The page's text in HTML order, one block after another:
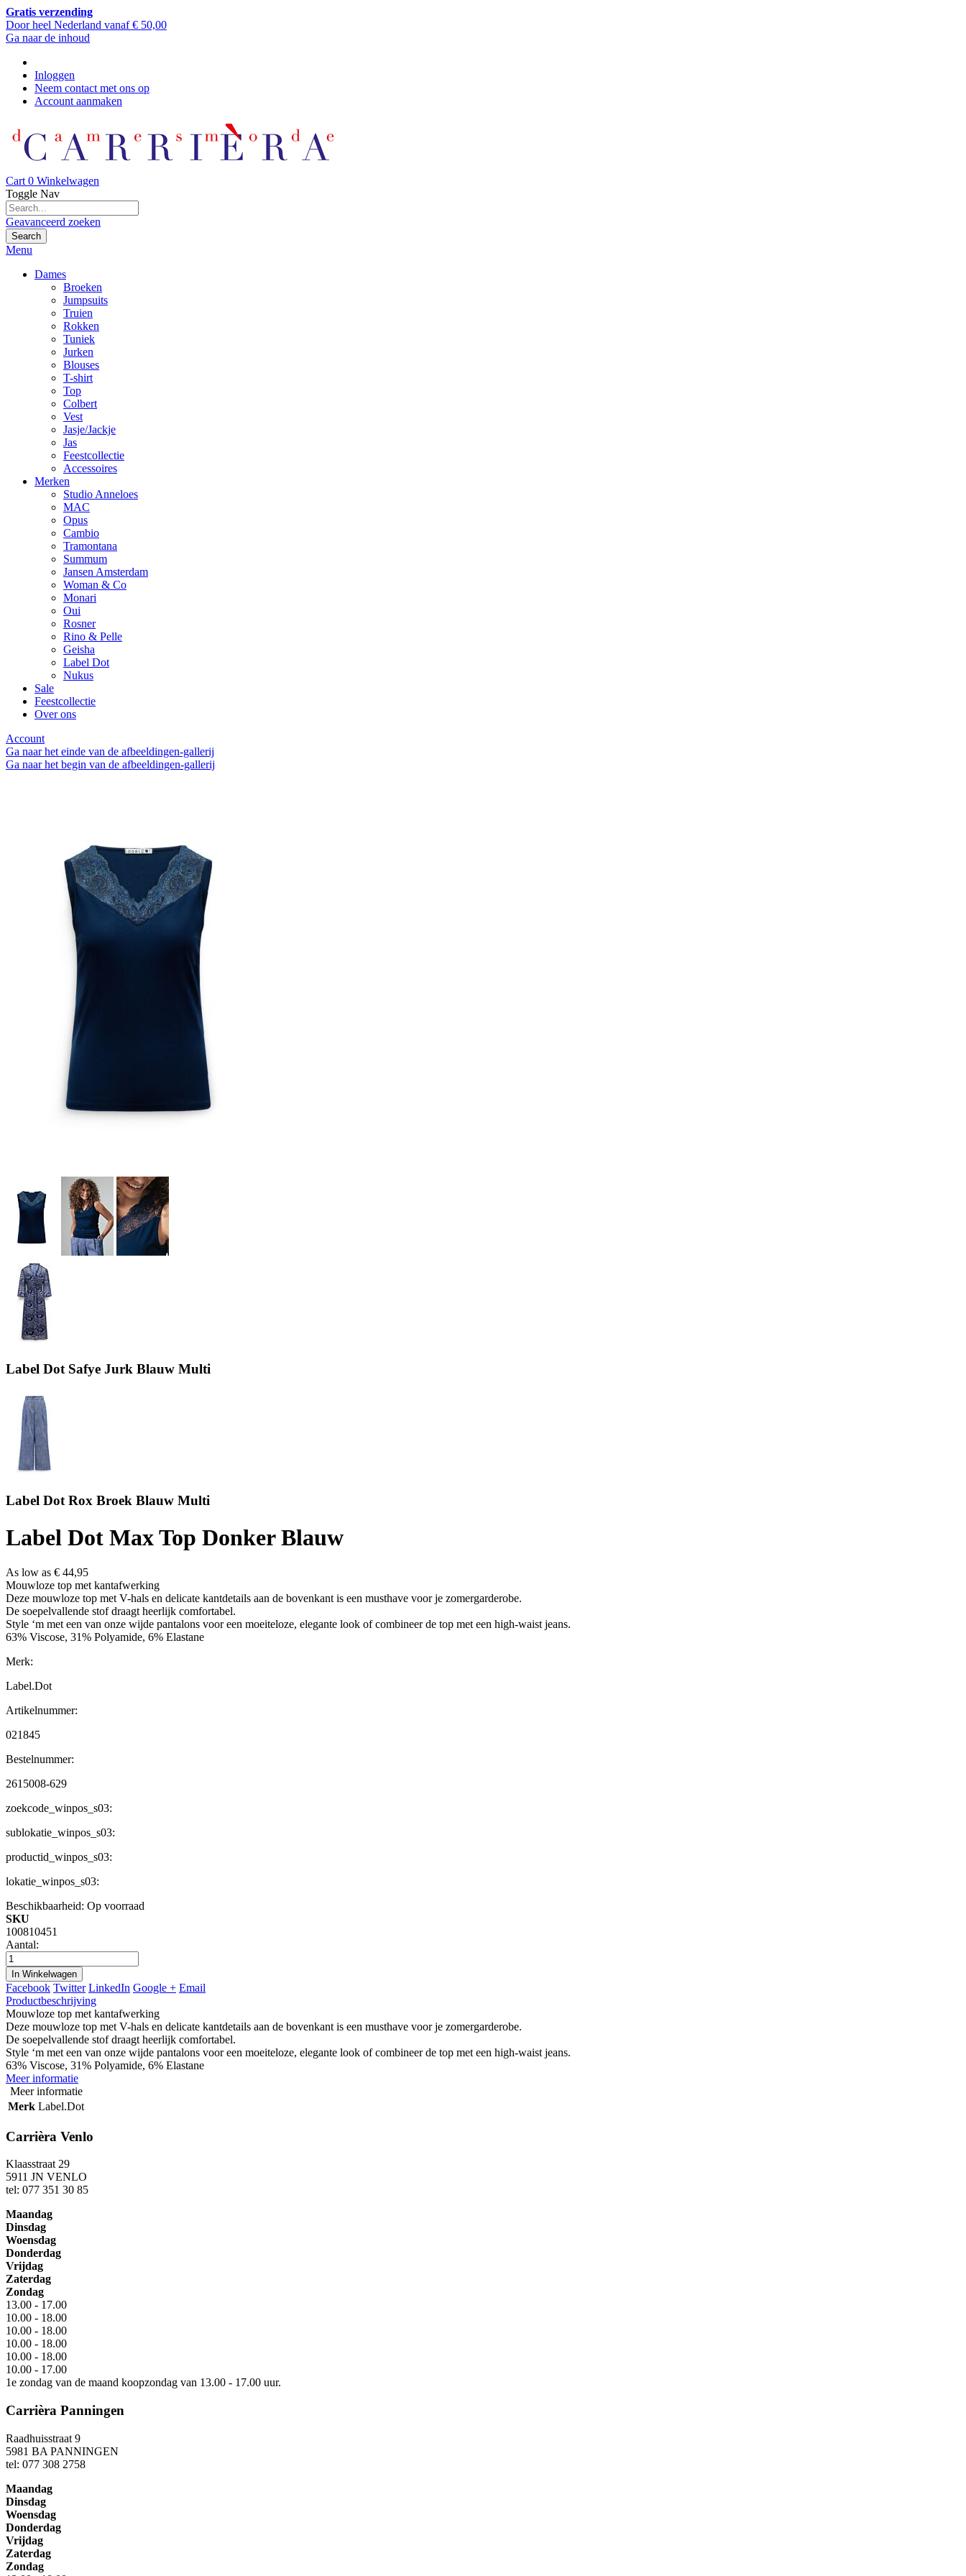
Gratis verzending
Door heel Nederland vanaf € 50,00
Ga naar de inhoud
Inloggen
Neem contact met ons op
Account aanmaken
Cart 0 Winkelwagen
Toggle Nav
Geavanceerd zoeken
Search
Menu
Dames
Broeken
Jumpsuits
Truien
Rokken
Tuniek
Jurken
Blouses
T-shirt
Top
Colbert
Vest
Jasje/Jackje
Jas
Feestcollectie
Accessoires
Merken
Studio Anneloes
MAC
Opus
Cambio
Tramontana
Summum
Jansen Amsterdam
Woman & Co
Monari
Oui
Rosner
Rino & Pelle
Geisha
Label Dot
Nukus
Sale
Feestcollectie
Over ons
Account
Ga naar het einde van de afbeeldingen-gallerij
Ga naar het begin van de afbeeldingen-gallerij
Label Dot Safye Jurk Blauw Multi
Label Dot Rox Broek Blauw Multi
Label Dot Max Top Donker Blauw
As low as € 44,95
Mouwloze top met kantafwerking
Deze mouwloze top met V-hals en delicate kantdetails aan de bovenkant is een musthave voor je zomergarderobe.
De soepelvallende stof draagt heerlijk comfortabel.
Style ‘m met een van onze wijde pantalons voor een moeiteloze, elegante look of combineer de top met een high-waist jeans.
63% Viscose, 31% Polyamide, 6% Elastane
Merk:
Label.Dot
Artikelnummer:
021845
Bestelnummer:
2615008-629
zoekcode_winpos_s03:
sublokatie_winpos_s03:
productid_winpos_s03:
lokatie_winpos_s03:
Beschikbaarheid: Op voorraad
SKU
100810451
Aantal:
In Winkelwagen
Facebook Twitter LinkedIn Google + Email
Productbeschrijving
Mouwloze top met kantafwerking
Deze mouwloze top met V-hals en delicate kantdetails aan de bovenkant is een musthave voor je zomergarderobe.
De soepelvallende stof draagt heerlijk comfortabel.
Style ‘m met een van onze wijde pantalons voor een moeiteloze, elegante look of combineer de top met een high-waist jeans.
63% Viscose, 31% Polyamide, 6% Elastane
Meer informatie
Meer informatie
Merk Label.Dot
Carrièra Venlo
Klaasstraat 29
5911 JN VENLO
tel: 077 351 30 85
Maandag
Dinsdag
Woensdag
Donderdag
Vrijdag
Zaterdag
Zondag
13.00 - 17.00
10.00 - 18.00
10.00 - 18.00
10.00 - 18.00
10.00 - 18.00
10.00 - 17.00
1e zondag van de maand koopzondag van 13.00 - 17.00 uur.
Carrièra Panningen
Raadhuisstraat 9
5981 BA PANNINGEN
tel: 077 308 2758
Maandag
Dinsdag
Woensdag
Donderdag
Vrijdag
Zaterdag
Zondag